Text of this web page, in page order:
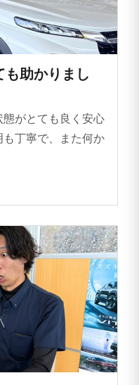
も助かりまし
がとても良く安心
丁寧で、また何か